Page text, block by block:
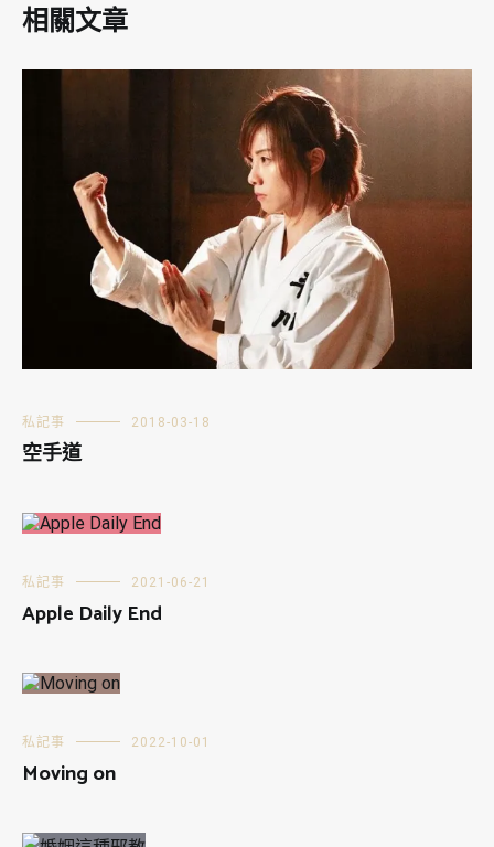
相關文章
私記事 2018-03-18
空手道
私記事 2021-06-21
Apple Daily End
私記事 2022-10-01
Moving on